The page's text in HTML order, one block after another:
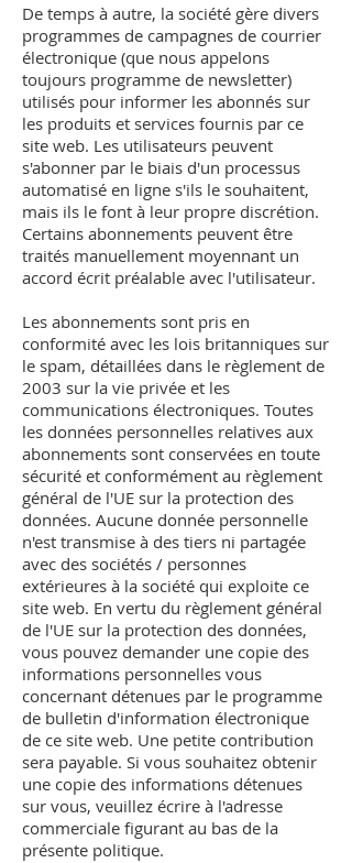
De temps à autre, la société gère divers
programmes de campagnes de courrier
électronique (que nous appelons
toujours programme de newsletter)
utilisés pour informer les abonnés sur
les produits et services fournis par ce
site web. Les utilisateurs peuvent
s'abonner par le biais d'un processus
automatisé en ligne s'ils le souhaitent,
mais ils le font à leur propre discrétion.
Certains abonnements peuvent être
traités manuellement moyennant un
accord écrit préalable avec l'utilisateur.
Les abonnements sont pris en
conformité avec les lois britanniques sur
le spam, détaillées dans le règlement de
2003 sur la vie privée et les
communications électroniques. Toutes
les données personnelles relatives aux
abonnements sont conservées en toute
sécurité et conformément au règlement
général de l'UE sur la protection des
données. Aucune donnée personnelle
n'est transmise à des tiers ni partagée
avec des sociétés / personnes
extérieures à la société qui exploite ce
site web. En vertu du règlement général
de l'UE sur la protection des données,
vous pouvez demander une copie des
informations personnelles vous
concernant détenues par le programme
de bulletin d'information électronique
de ce site web. Une petite contribution
sera payable. Si vous souhaitez obtenir
une copie des informations détenues
sur vous, veuillez écrire à l'adresse
commerciale figurant au bas de la
présente politique.